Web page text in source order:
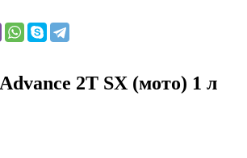
2T SX (мото) 1 л